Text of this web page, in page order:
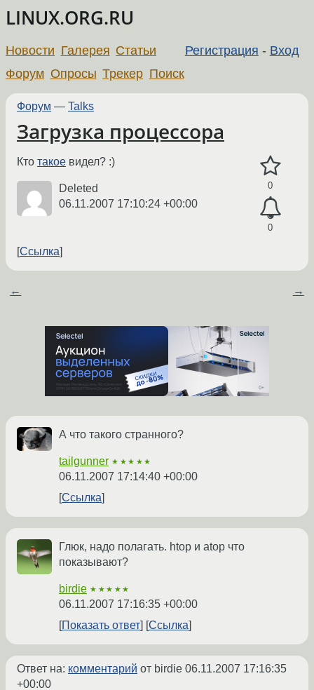
LINUX.ORG.RU
Регистрация - Вход
Новости Галерея Статьи
Форум Опросы Трекер Поиск
Форум — Talks
Загрузка процессора
0
0
Кто такое видел? :)
Deleted
06.11.2007 17:10:24 +00:00
Ссылка
← →
А что такого странного?
tailgunner ★★★★★
06.11.2007 17:14:40 +00:00
Ссылка
Глюк, надо полагать. htop и atop что
показывают?
birdie ★★★★★
06.11.2007 17:16:35 +00:00
Показать ответ
Ссылка
Ответ на: комментарий от birdie 06.11.2007 17:16:35
+00:00